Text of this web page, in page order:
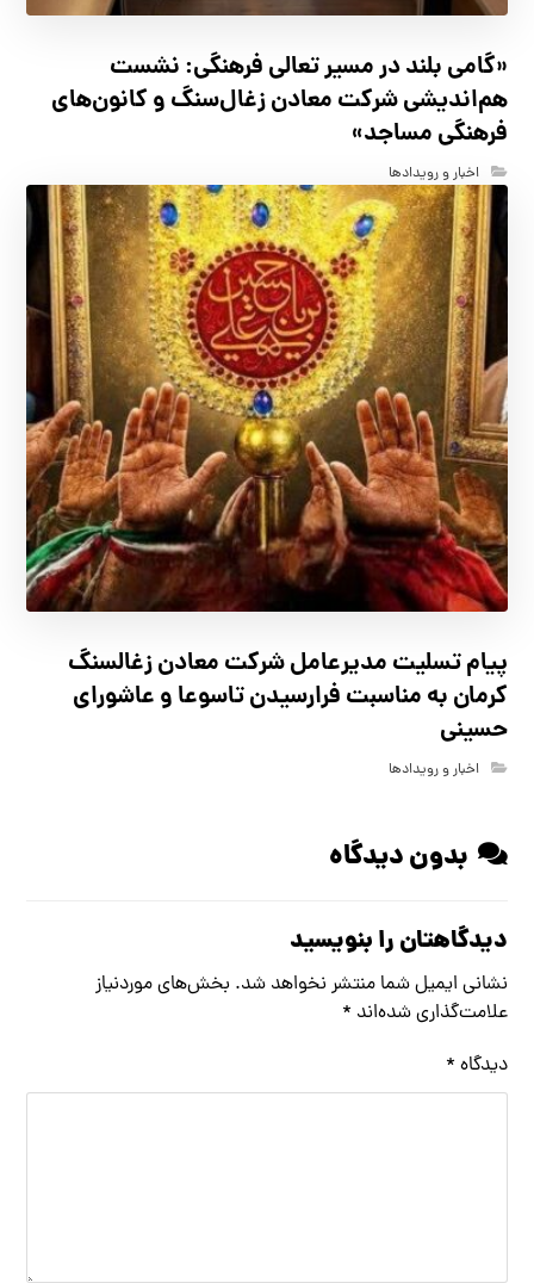
«گامی بلند در مسیر تعالی فرهنگی: نشست
هم‌اندیشی شرکت معادن زغال‌سنگ و کانون‌های
فرهنگی مساجد»
اخبار و رویدادها
پیام تسلیت مدیرعامل شرکت معادن زغالسنگ
کرمان به مناسبت فرارسیدن تاسوعا و عاشورای
حسینی
اخبار و رویدادها
بدون دیدگاه
دیدگاهتان را بنویسید
نشانی ایمیل شما منتشر نخواهد شد. بخش‌های موردنیاز
علامت‌گذاری شده‌اند *
دیدگاه *